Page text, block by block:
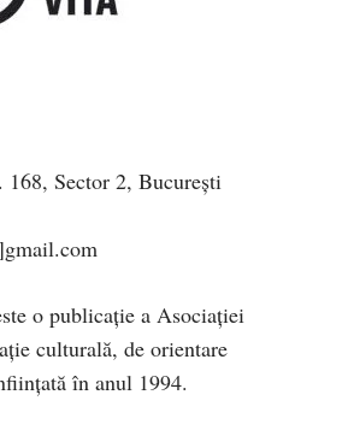
168, Sector 2, București
o publicaţie a Asociaţiei
culturală, de orientare
în anul 1994.